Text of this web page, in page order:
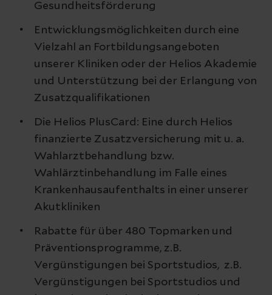
Gesundheitsförderung
Entwicklungsmöglichkeiten durch eine
Vielzahl an Fortbildungsangeboten
unserer Kliniken oder der Helios Akademie
und Unterstützung bei der Erlangung von
Zusatzqualifikationen
Die Helios PlusCard: Eine durch Helios
finanzierte Zusatzversicherung mit u. a.
Wahlarztbehandlung bzw.
Wahlärztinbehandlung im Falle eines
Krankenhausaufenthalts in einer unserer
Akutkliniken
Rabatte für über 480 Topmarken und
Präventionsprogramme, z.B.
Vergünstigungen bei Sportstudios, z.B.
Vergünstigungen bei Sportstudios und